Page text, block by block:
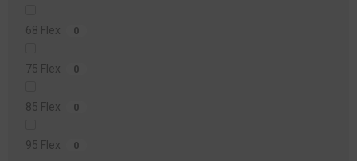
68 Flex 0
75 Flex 0
85 Flex 0
95 Flex 0